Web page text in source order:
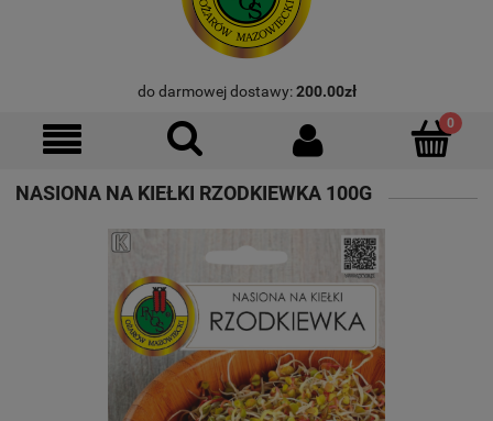
do darmowej dostawy:200.00zł
NASIONA NA KIEŁKI RZODKIEWKA 100G